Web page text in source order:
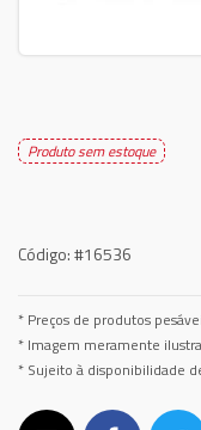
Produto sem estoque
Código:#16536
* Preços de produtos
* Imagem meramente
* Sujeito à disponibilidade